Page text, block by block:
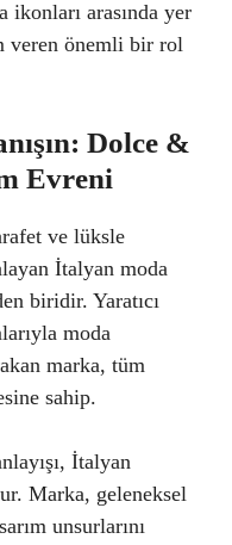
arasında yer
veren önemli bir rol
Dolce &
Evreni
ve lüksle
İtalyan moda
biridir. Yaratıcı
moda
marka, tüm
sahip.
İtalyan
Marka, geleneksel
unsurlarını